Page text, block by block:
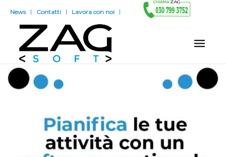
News Contatti Lavora con noi